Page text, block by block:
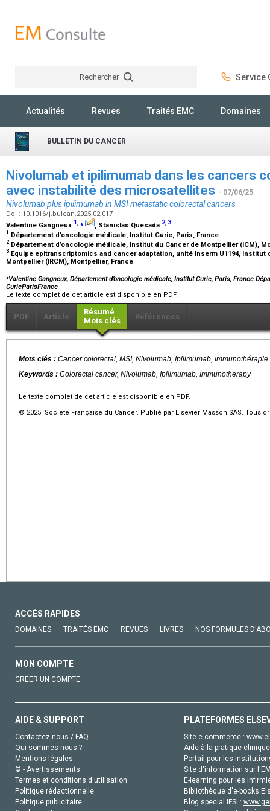
Rechercher Service
Actualités Revues Traités EMC Domaines
BULLETIN DU CANCER
Nivolumab et ipilimumab dans les cancers
avec instabilité des microsatellites - 07/06/25
Nivolumab plus ipilimumab in MSI metastatic colorectal cancers
Doi : 10.1016/j.bulcan.2025.02.017
Valentine Gangneux 1,⁎ , Stanislas Quesada 2,3
1 Département d’oncologie médicale, Institut Curie, Paris, France
2 Département d’oncologie médicale, Institut du Cancer de Montpellier (ICM),
3 Équipe epitranscriptomics and cancer adaptation, unité Inserm U1194, Institut
Montpellier (IRCM), Montpellier, France
⁎Valentine Gangneux, Département d’oncologie médicale, Institut Curie, Paris,
CurieParisFrance
Le texte complet de cet article est disponible en PDF.
PDF Article
Résumé
Mots clés
Références
Mots clés : Cancer colorectal, MSI, Nivolumab, Ipilimumab, Immunothérapie
Keywords : Colorectal cancer, Nivolumab, Ipilimumab, Immunotherapy
Le texte complet de cet article est disponible en PDF.
© 2025 Société Française du Cancer. Publié par Elsevier Masson SAS. Tous
ACCÈS RAPIDES
DOMAINES TRAITÉS EMC REVUES LIVRES NOS FORMULES
MON COMPTE
CRÉER UN COMPTE
AIDE & SUPPORT
Contactez-nous / FAQ
Qui sommes-nous ?
Mentions légales
© - Avertissements
Termes et conditions d'utilisation
Politique rédactionnelle
Politique publicitaire
PLATEFORMES
Site e-commerce :
Aide à la pratique
Portail pour les
Site d'information sur
E-learning pour les
Bibliothèque d'e-books
Blog special IFSI :